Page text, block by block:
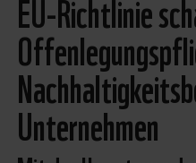
Unternehmen